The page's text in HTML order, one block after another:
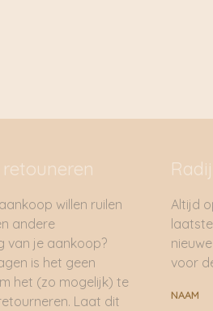
willen ruilen
andere
van je aankoop?
is het geen
het (zo mogelijk) te
Laat dit
Altijd
voor
NAAM